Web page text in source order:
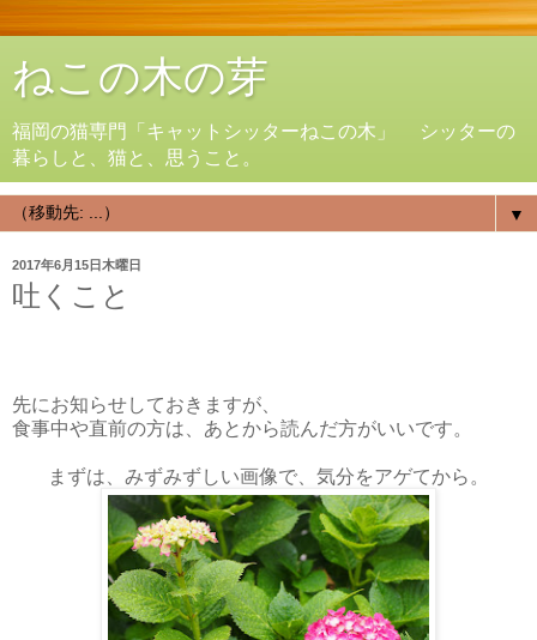
ねこの木の芽
福岡の猫専門「キャットシッターねこの木」 シッターの
暮らしと、猫と、思うこと。
▼
2017年6月15日木曜日
吐くこと
先にお知らせしておきますが、
食事中や直前の方は、あとから読んだ方がいいです。
まずは、みずみずしい画像で、気分をアゲてから。